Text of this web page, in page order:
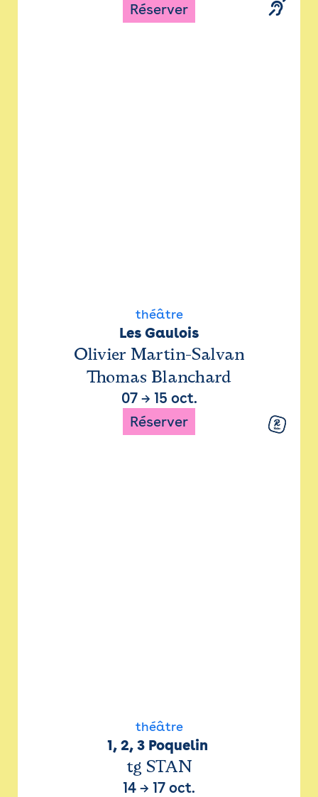
Réserver
théâtre
Les Gaulois
Olivier Martin-Salvan
Thomas Blanchard
07→ 15 oct.
Réserver
théâtre
1, 2, 3 Poquelin
tg STAN
14 → 17 oct.